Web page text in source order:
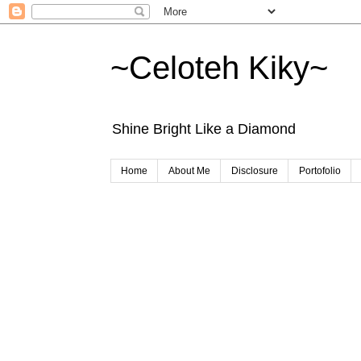
~Celoteh Kiky~
Shine Bright Like a Diamond
Home About Me Disclosure Portofolio